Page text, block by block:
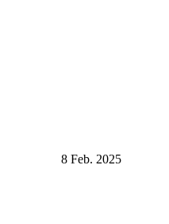
8 Feb. 2025